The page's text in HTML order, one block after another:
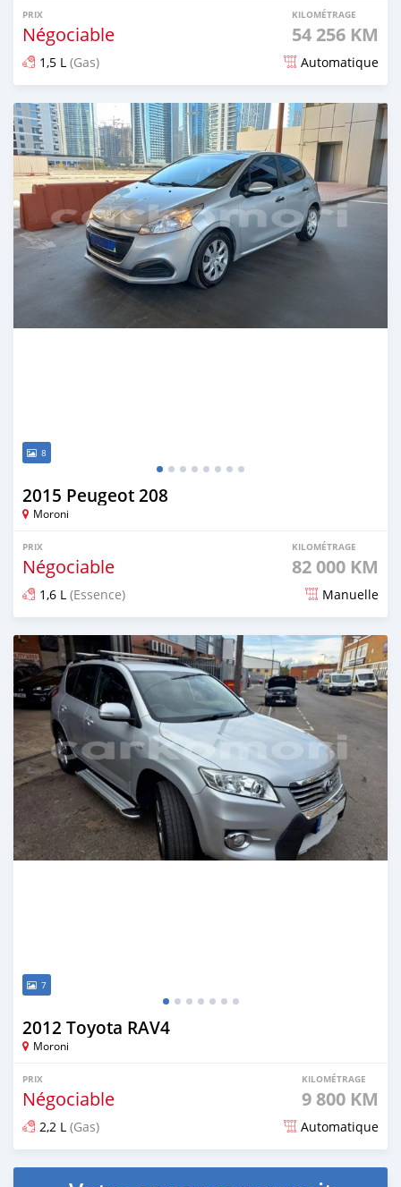
PRIX
Négociable
KILOMÉTRAGE
54 256 KM
1,5 L (Gas) Automatique
Publié il y a 8 mois
8
2015 Peugeot 208
Moroni
PRIX
Négociable
KILOMÉTRAGE
82 000 KM
1,6 L (Essence) Manuelle
Publié il y a 8 mois
7
2012 Toyota RAV4
Moroni
PRIX
Négociable
KILOMÉTRAGE
9 800 KM
2,2 L (Gas) Automatique
Publié il y a 8 mois